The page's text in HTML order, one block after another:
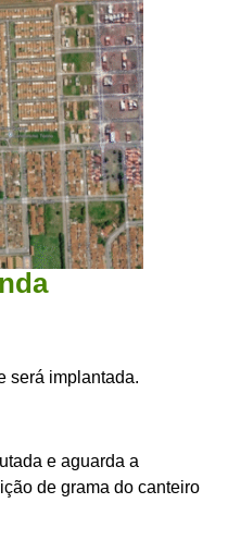
será implantada.
e aguarda a
de grama do canteiro